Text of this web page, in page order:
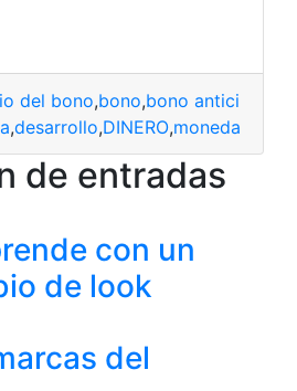
del bono,bono,bono anticipado
,desarrollo,DINERO,moneda
de entradas
con un
de look
del